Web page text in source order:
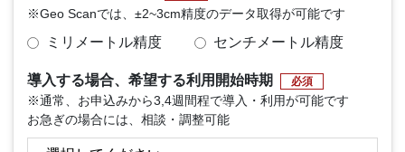
※Geo Scanでは、±2~3cm精度のデータ取得が可能です
ミリメートル精度 センチメートル精度
導入する場合、希望する利用開始時期 必須
※通常、お申込みから3,4週間程で導入・利用が可能です
お急ぎの場合には、相談・調整可能